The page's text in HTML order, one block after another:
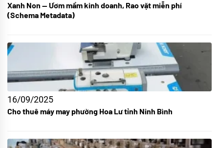
Xanh Non — Ươm mầm kinh doanh, Rao vặt miễn phí
(Schema Metadata)
16/09/2025
Cho thuê máy may phường Hoa Lư tỉnh Ninh Bình